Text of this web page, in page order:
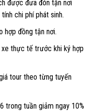
được đưa đón tận nơi
chi phí phát sinh.
hợp đồng tận nơi.
xe thực tế trước khi ký hợp
tour theo từng tuyến
trong tuần giảm ngay 10%